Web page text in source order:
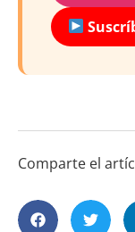
Comparte el